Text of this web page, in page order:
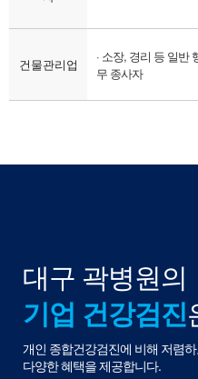
건물관리업
· 소장, 경리 등 일반
무 종사자
대구 곽병원의
기업 건강검진
개인 종합건강검진에 비해 저렴
다양한 혜택을 제공합니다.